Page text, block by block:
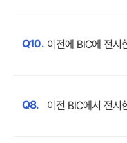
Q10. 이전에 BIC에 전
Q8. 이전 BIC에서 전